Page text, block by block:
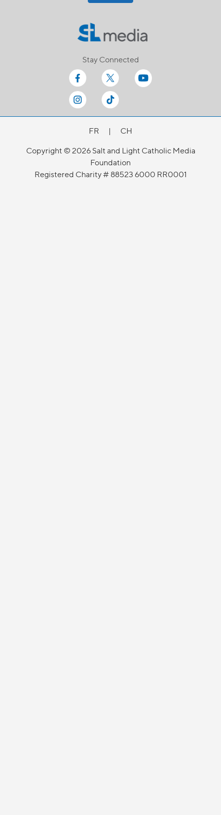
Stay Connected
FR |
CH
Copyright © 2026 Salt and Light Catholic Media
Foundation
Registered Charity # 88523 6000 RR0001